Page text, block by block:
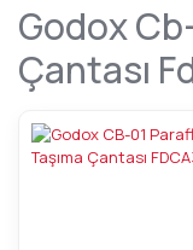
Godox
Çantası